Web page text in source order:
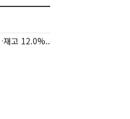
고 12.0%..